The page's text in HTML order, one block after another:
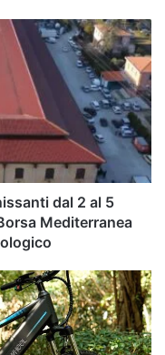
dal 2 al 5
Mediterranea